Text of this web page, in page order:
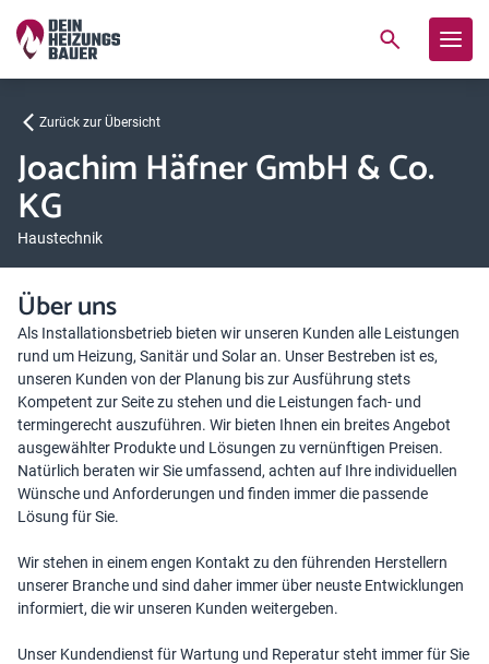
Zurück zur Übersicht
Joachim Häfner GmbH & Co.
KG
Haustechnik
Über uns
Als Installationsbetrieb bieten wir unseren Kunden alle Leistungen
rund um Heizung, Sanitär und Solar an. Unser Bestreben ist es,
unseren Kunden von der Planung bis zur Ausführung stets
Kompetent zur Seite zu stehen und die Leistungen fach- und
termingerecht auszuführen. Wir bieten Ihnen ein breites Angebot
ausgewählter Produkte und Lösungen zu vernünftigen Preisen.
Natürlich beraten wir Sie umfassend, achten auf Ihre individuellen
Wünsche und Anforderungen und finden immer die passende
Lösung für Sie.
Wir stehen in einem engen Kontakt zu den führenden Herstellern
unserer Branche und sind daher immer über neuste Entwicklungen
informiert, die wir unseren Kunden weitergeben.
Unser Kundendienst für Wartung und Reperatur steht immer für Sie